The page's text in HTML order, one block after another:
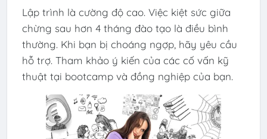
Lập trình là cường độ cao. Việc kiệt sức giữa
chừng sau hơn 4 tháng đào tạo là điều bình
thường. Khi bạn bị choáng ngợp, hãy yêu cầu
hỗ trợ. Tham khảo ý kiến ​​​​của các cố vấn kỹ
thuật tại bootcamp và đồng nghiệp của bạn.